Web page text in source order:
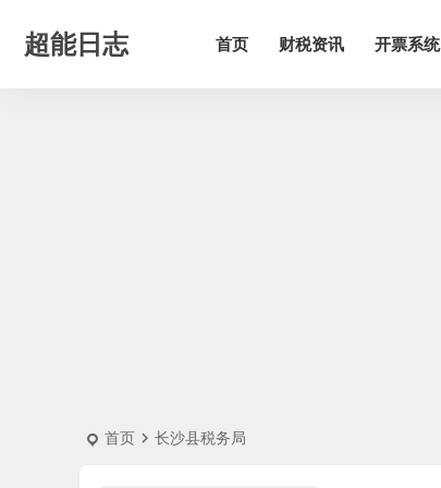
超能日志 首页 财税资讯 开票系统
首页 长沙县税务局